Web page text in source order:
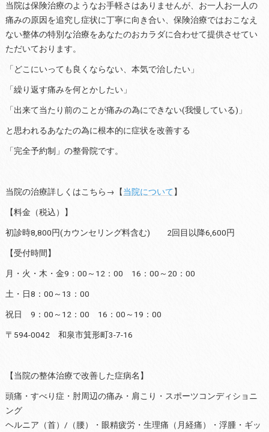
当院は保険治療のようなお手軽さはありませんが、お一人お一人の
痛みの原因を追究し症状に丁寧に向き合い、保険治療ではおこなえ
ない整体の特別な治療をあなたのおカラダに合わせて提供させてい
ただいております。
「どこにいっても良くならない、本気で治したい」
「繰り返す痛みを何とかしたい」
「出来て当たり前のことが痛みの為にできない(我慢している)」
と思われるあなたの為に根本的に症状を改善する
「完全予約制」の整骨院です。
当院の治療詳しくはこちら→【当院について】
【料金（税込）】
初診時8,800円(カウンセリング料含む) 2回目以降6,600円
【受付時間】
月・火・木・金9：00～12：00 16：00～20：00
土・日8：00～13：00
祝日 9：00～12：00 16：00～19：00
〒594-0042 和泉市箕形町3-7-16
【当院の整体治療で改善した症病名】
頭痛・すべり症・肘周辺の痛み・肩こり・スポーツコンディショニ
ング
ヘルニア（首）/（腰）・眼精疲労・生理痛（月経痛）・浮腫・ギッ